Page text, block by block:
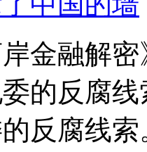
金融解
的反腐
反腐线